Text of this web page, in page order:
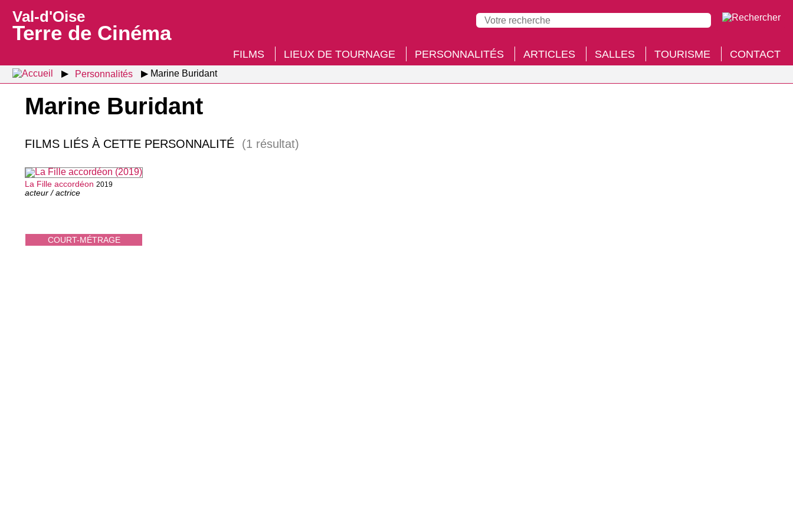
Val-d'Oise
Terre de Cinéma
FILMS LIEUX DE TOURNAGE PERSONNALITÉS ARTICLES SALLES TOURISME CONTACT
Personnalités Marine Buridant
Marine Buridant
FILMS LIÉS À CETTE PERSONNALITÉ (1 résultat)
COURT-MÉTRAGE
La Fille accordéon 2019
acteur / actrice